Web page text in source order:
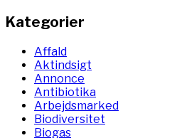
Kategorier
Affald
Aktindsigt
Annonce
Antibiotika
Arbejdsmarked
Biodiversitet
Biogas